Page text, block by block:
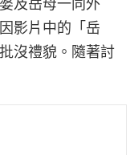
及岳母一同外
影片中的「岳
沒禮貌。隨著討